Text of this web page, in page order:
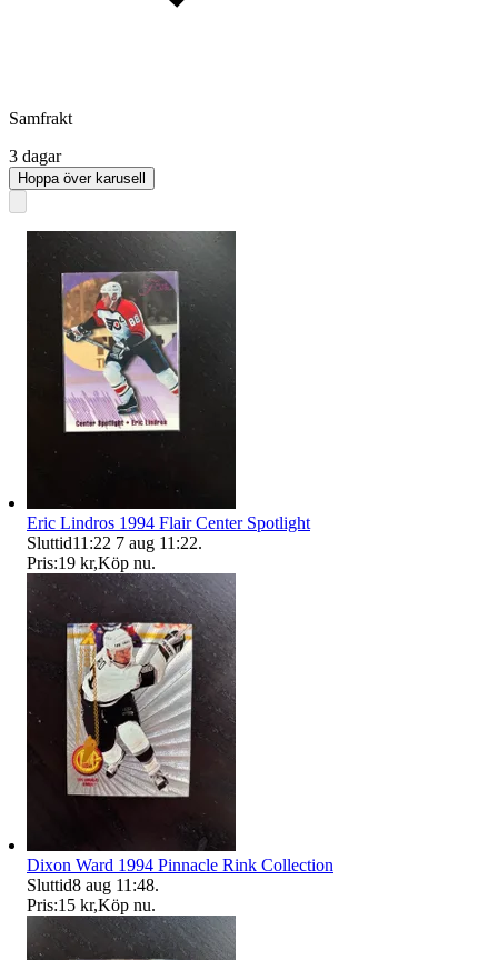
Samfrakt
3 dagar
Hoppa över karusell
Eric Lindros 1994 Flair Center Spotlight
Sluttid11:22 7 aug 11:22.
Pris:19 kr,Köp nu.
Dixon Ward 1994 Pinnacle Rink Collection
Sluttid8 aug 11:48.
Pris:15 kr,Köp nu.